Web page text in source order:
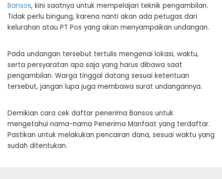
Bansos, kini saatnya untuk mempelajari teknik pengambilan.
Tidak perlu bingung, karena nanti akan ada petugas dari
kelurahan atau PT Pos yang akan menyampaikan undangan.
Pada undangan tersebut tertulis mengenai lokasi, waktu,
serta persyaratan apa saja yang harus dibawa saat
pengambilan. Warga tinggal datang sesuai ketentuan
tersebut, jangan lupa juga membawa surat undangannya.
Demikian cara cek daftar penerima Bansos untuk
mengetahui nama-nama Penerima Manfaat yang terdaftar.
Pastikan untuk melakukan pencairan dana, sesuai waktu yang
sudah ditentukan.